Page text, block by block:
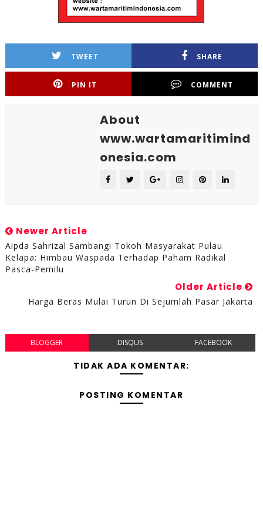
TWEET SHARE
PIN IT COMMENT
About
www.wartamaritimind
onesia.com
Newer Article
Aipda Sahrizal Sambangi Tokoh Masyarakat Pulau
Kelapa: Himbau Waspada Terhadap Paham Radikal
Pasca-Pemilu
Older Article
Harga Beras Mulai Turun Di Sejumlah Pasar Jakarta
BLOGGER DISQUS FACEBOOK
TIDAK ADA KOMENTAR:
POSTING KOMENTAR